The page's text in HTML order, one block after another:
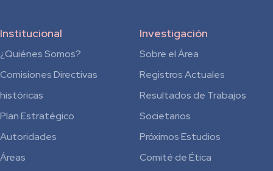
Institucional
¿Quiénes Somos?
Comisiones Directivas
históricas
Plan Estratégico
Autoridades
Áreas
Investigación
Sobre el Área
Registros Actuales
Resultados de Trabajos
Societarios
Próximos Estudios
Comité de Ética